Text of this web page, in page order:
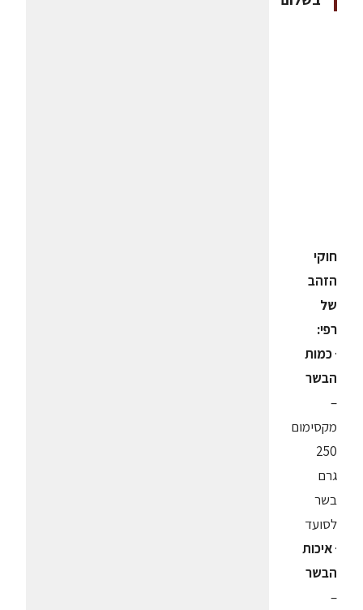
חוקי
הזהב
של
רפי:
·כמות
הבשר
–
מקסימום
250
גרם
בשר
לסועד
·איכות
הבשר
–